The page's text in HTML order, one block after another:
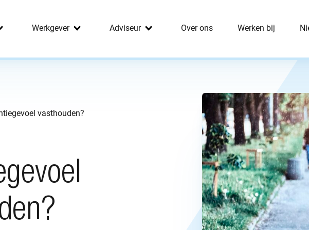
Werkgever Adviseur Over ons Werken bij
vasthouden?